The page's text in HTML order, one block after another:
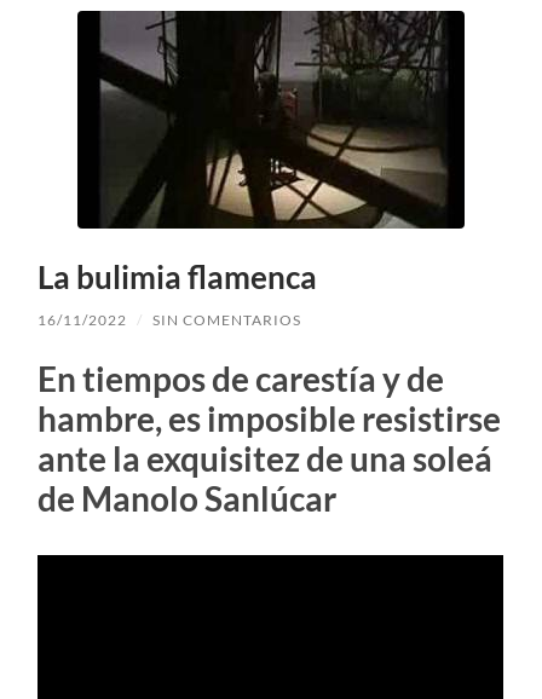
La bulimia flamenca
16/11/2022 / SIN COMENTARIOS
En tiempos de carestía y de
hambre, es imposible resistirse
ante la exquisitez de una soleá
de Manolo Sanlúcar